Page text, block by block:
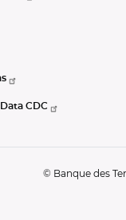
CDC
© Banque des